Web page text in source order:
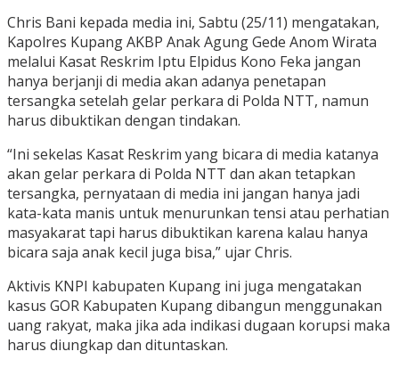
Chris Bani kepada media ini, Sabtu (25/11) mengatakan,
Kapolres Kupang AKBP Anak Agung Gede Anom Wirata
melalui Kasat Reskrim Iptu Elpidus Kono Feka jangan
hanya berjanji di media akan adanya penetapan
tersangka setelah gelar perkara di Polda NTT, namun
harus dibuktikan dengan tindakan.
“Ini sekelas Kasat Reskrim yang bicara di media katanya
akan gelar perkara di Polda NTT dan akan tetapkan
tersangka, pernyataan di media ini jangan hanya jadi
kata-kata manis untuk menurunkan tensi atau perhatian
masyakarat tapi harus dibuktikan karena kalau hanya
bicara saja anak kecil juga bisa,” ujar Chris.
Aktivis KNPI kabupaten Kupang ini juga mengatakan
kasus GOR Kabupaten Kupang dibangun menggunakan
uang rakyat, maka jika ada indikasi dugaan korupsi maka
harus diungkap dan dituntaskan.